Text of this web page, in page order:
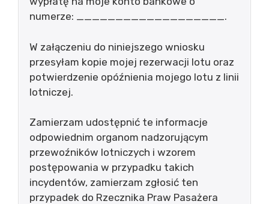
numerze: ___________________.
W załączeniu do niniejszego wniosku
przesyłam kopie mojej rezerwacji lotu oraz
potwierdzenie opóźnienia mojego lotu z linii
lotniczej.
Zamierzam udostępnić te informacje
odpowiednim organom nadzorującym
przewoźników lotniczych i wzorem
postępowania w przypadku takich
incydentów, zamierzam zgłosić ten
przypadek do Rzecznika Praw Pasażera